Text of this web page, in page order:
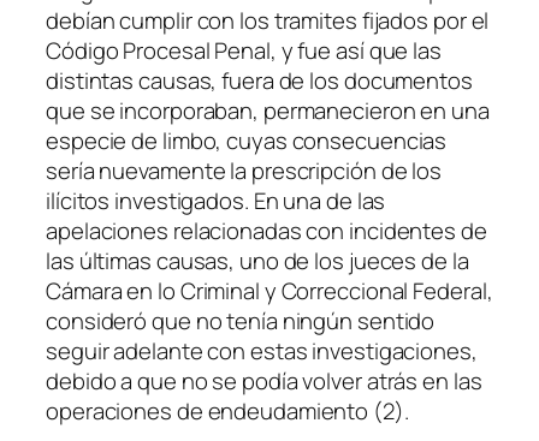
debían cumplir con los tramites fijados por el
Código Procesal Penal, y fue así que las
distintas causas, fuera de los documentos
que se incorporaban, permanecieron en una
especie de limbo, cuyas consecuencias
sería nuevamente la prescripción de los
ilícitos investigados. En una de las
apelaciones relacionadas con incidentes de
las últimas causas, uno de los jueces de la
Cámara en lo Criminal y Correccional Federal,
consideró que no tenía ningún sentido
seguir adelante con estas investigaciones,
debido a que no se podía volver atrás en las
operaciones de endeudamiento (2).